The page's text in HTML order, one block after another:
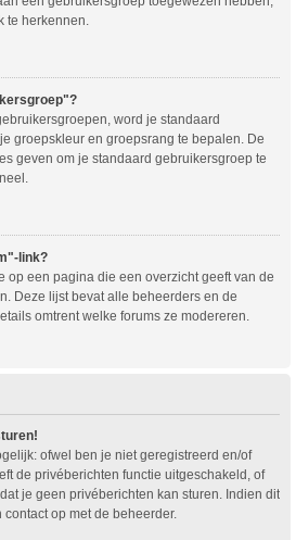
te herkennen.
word je standaard
groepskleur en groepsrang te bepalen. De
geven om je standaard gebruikersgroep te
link?
op een pagina die een overzicht geeft van de
Deze lijst bevat alle beheerders en de
omtrent welke forums ze modereren.
ofwel ben je niet geregistreerd en/of
de privéberichten functie uitgeschakeld, of
je geen privéberichten kan sturen. Indien dit
contact op met de beheerder.